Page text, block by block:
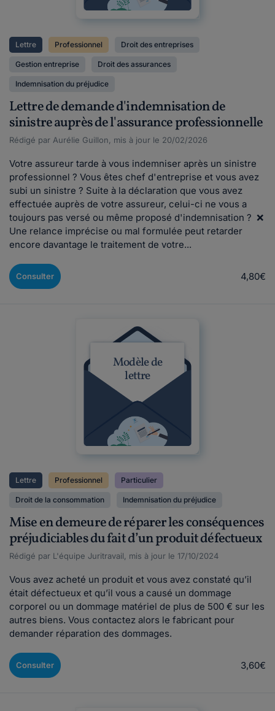
Lettre Professionnel Droit des entreprises
Gestion entreprise Droit des assurances
Indemnisation du préjudice
Lettre de demande d'indemnisation de
sinistre auprès de l'assurance professionnelle
Rédigé par Aurélie Guillon, mis à jour le 20/02/2026
Votre assureur tarde à vous indemniser après un sinistre
professionnel ? Vous êtes chef d'entreprise et vous avez
subi un sinistre ? Suite à la déclaration que vous avez
effectuée auprès de votre assureur, celui-ci ne vous a
toujours pas versé ou même proposé d'indemnisation ? ❌
Une relance imprécise ou mal formulée peut retarder
encore davantage le traitement de votre...
Consulter 4,80€
Modèle de
lettre
Lettre Professionnel Particulier
Droit de la consommation Indemnisation du préjudice
Mise en demeure de réparer les conséquences
préjudiciables du fait d’un produit défectueux
Rédigé par L'équipe Juritravail, mis à jour le 17/10/2024
Vous avez acheté un produit et vous avez constaté qu’il
était défectueux et qu’il vous a causé un dommage
corporel ou un dommage matériel de plus de 500 € sur les
autres biens. Vous contactez alors le fabricant pour
demander réparation des dommages.
Consulter 3,60€